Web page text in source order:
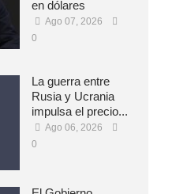
en dólares
Ago 07, 2026
0
La guerra entre
Rusia y Ucrania
impulsa el precio...
Ago 06, 2026
0